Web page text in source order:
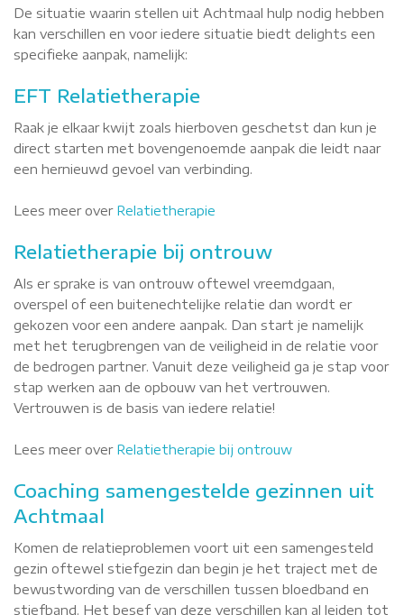
De situatie waarin stellen uit Achtmaal hulp nodig hebben
kan verschillen en voor iedere situatie biedt delights een
specifieke aanpak, namelijk:
EFT Relatietherapie
Raak je elkaar kwijt zoals hierboven geschetst dan kun je
direct starten met bovengenoemde aanpak die leidt naar
een hernieuwd gevoel van verbinding.
Lees meer over Relatietherapie
Relatietherapie bij ontrouw
Als er sprake is van ontrouw oftewel vreemdgaan,
overspel of een buitenechtelijke relatie dan wordt er
gekozen voor een andere aanpak. Dan start je namelijk
met het terugbrengen van de veiligheid in de relatie voor
de bedrogen partner. Vanuit deze veiligheid ga je stap voor
stap werken aan de opbouw van het vertrouwen.
Vertrouwen is de basis van iedere relatie!
Lees meer over Relatietherapie bij ontrouw
Coaching samengestelde gezinnen uit
Achtmaal
Komen de relatieproblemen voort uit een samengesteld
gezin oftewel stiefgezin dan begin je het traject met de
bewustwording van de verschillen tussen bloedband en
stiefband. Het besef van deze verschillen kan al leiden tot